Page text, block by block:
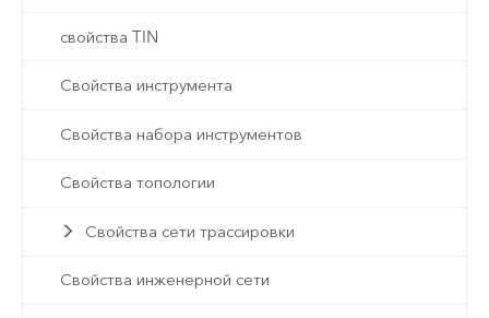
свойства TIN
Свойства инструмента
Свойства набора инструментов
Свойства топологии
Свойства сети трассировки
Свойства инженерной сети